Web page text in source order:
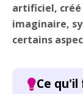
artificiel,
imaginaire,
certains